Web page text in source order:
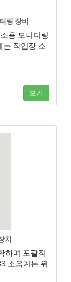
링 장비
음 모니터링
는 작업장 소
보기
치
하며 포괄적
소음계는 뛰